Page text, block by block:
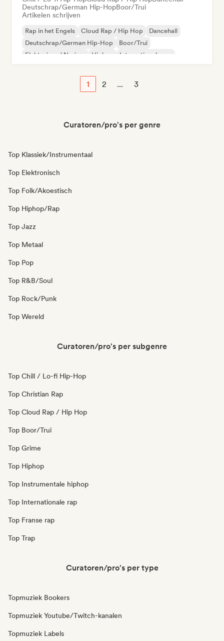
Deutschrap/German Hip-HopBoor/Trui
Artikelen schrijven
Rap in het Engels Cloud Rap / Hip Hop
Dancehall
Deutschrap/German Hip-Hop
Boor/Trui
Elektrojazz / Nu-jazz
Hiphop Internationale rap
1 2 ... 3
Curatoren/pro's per genre
Top Klassiek/Instrumentaal
Top Elektronisch
Top Folk/Akoestisch
Top Hiphop/Rap
Top Jazz
Top Metaal
Top Pop
Top R&B/Soul
Top Rock/Punk
Top Wereld
Curatoren/pro's per subgenre
Top Chill / Lo-fi Hip-Hop
Top Christian Rap
Top Cloud Rap / Hip Hop
Top Boor/Trui
Top Grime
Top Hiphop
Top Instrumentale hiphop
Top Internationale rap
Top Franse rap
Top Trap
Curatoren/pro's per type
Topmuziek Bookers
Topmuziek Youtube/Twitch-kanalen
Topmuziek Labels